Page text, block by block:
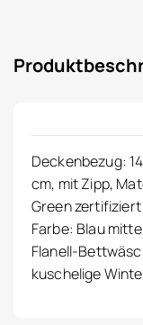
Deckenbezug:
cm, mit Zipp,
Green zertifiziert
Farbe: Blau
Flanell-
kuschelige